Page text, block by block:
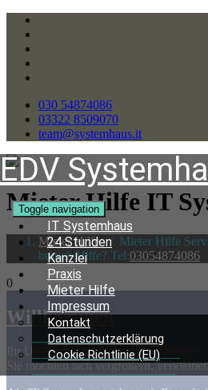
030 54874086
03322 8509070
team@systemhaus.it
EDV
Toggle navigation
IT Systemhaus
24 Stunden
Kanzlei
Praxis
Mieter Hilfe
Impressum
Kontakt
Datenschutzerklärung
Cookie Richtlinie (EU)
Mieter Hilfe IT
Mieter Hilfe/ Mieter Hilfe
brauch Hilfe? Tel:03054874086
0
Willkommen
Ihr Unternehmen plant einen Umzug?
Sie möchten sich vergrößern,